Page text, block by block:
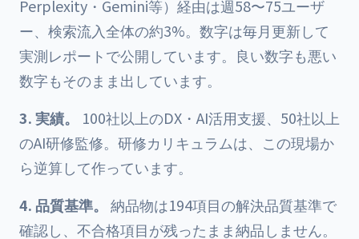
Perplexity・Gemini等）経由は週58〜75ユーザ
ー、検索流入全体の約3%。数字は毎月更新して
実測レポートで公開しています。良い数字も悪い
数字もそのまま出しています。
3. 実績。
100社以上のDX・AI活用支援、50社以上
のAI研修監修。研修カリキュラムは、この現場か
ら逆算して作っています。
4. 品質基準。 納品物は194項目の解決品質基準で
確認し、不合格項目が残ったまま納品しません。